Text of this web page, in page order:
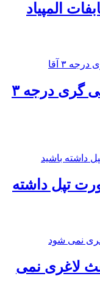
المپیاد
کلاس تئوری مربی گری درجه ۳
تپل داشته
لاغری نمی